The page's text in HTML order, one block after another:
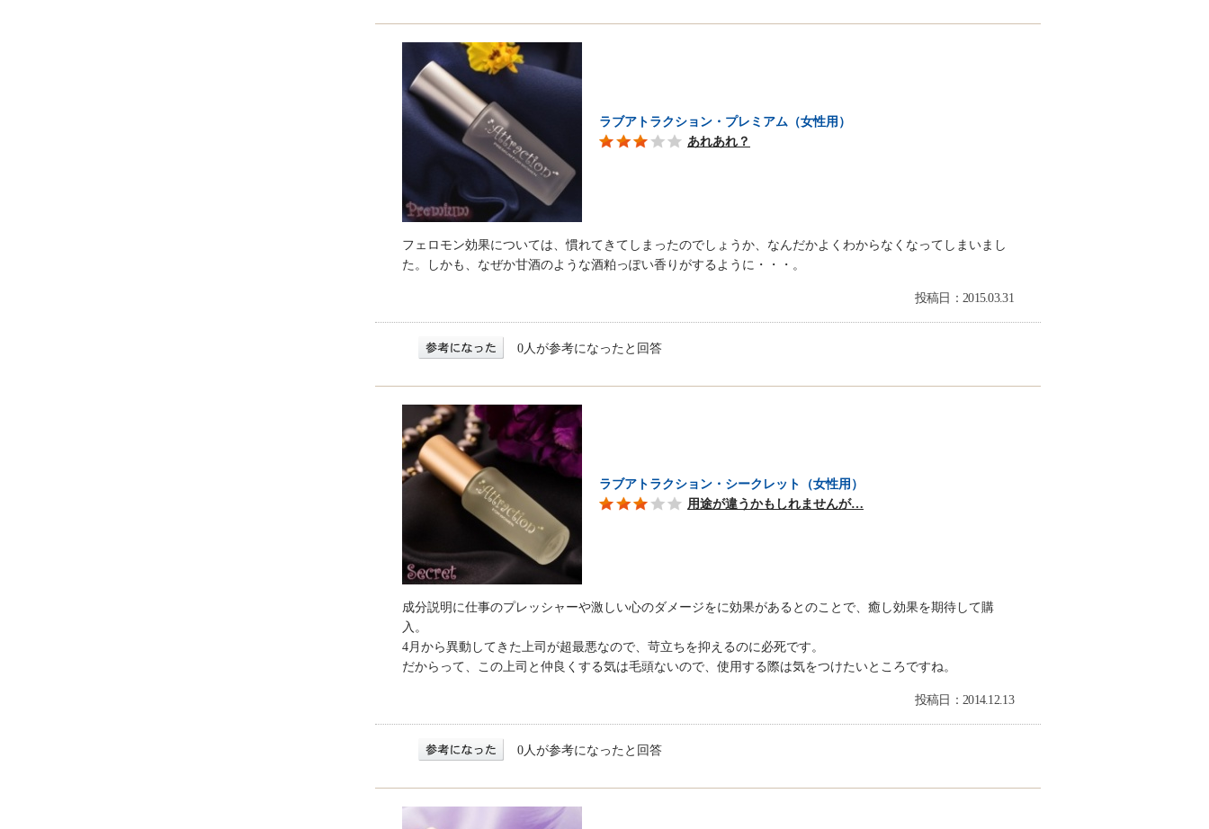
ラブアトラクション・プレミアム（女性用）
あれあれ？
フェロモン効果については、慣れてきてしまったのでしょうか、なんだかよくわからなくなってしまいまし
た。しかも、なぜか甘酒のような酒粕っぽい香りがするように・・・。
投稿日：2015.03.31
0人が参考になったと回答
ラブアトラクション・シークレット（女性用）
用途が違うかもしれませんが…
成分説明に仕事のプレッシャーや激しい心のダメージをに効果があるとのことで、癒し効果を期待して購
入。
4月から異動してきた上司が超最悪なので、苛立ちを抑えるのに必死です。
だからって、この上司と仲良くする気は毛頭ないので、使用する際は気をつけたいところですね。
投稿日：2014.12.13
0人が参考になったと回答